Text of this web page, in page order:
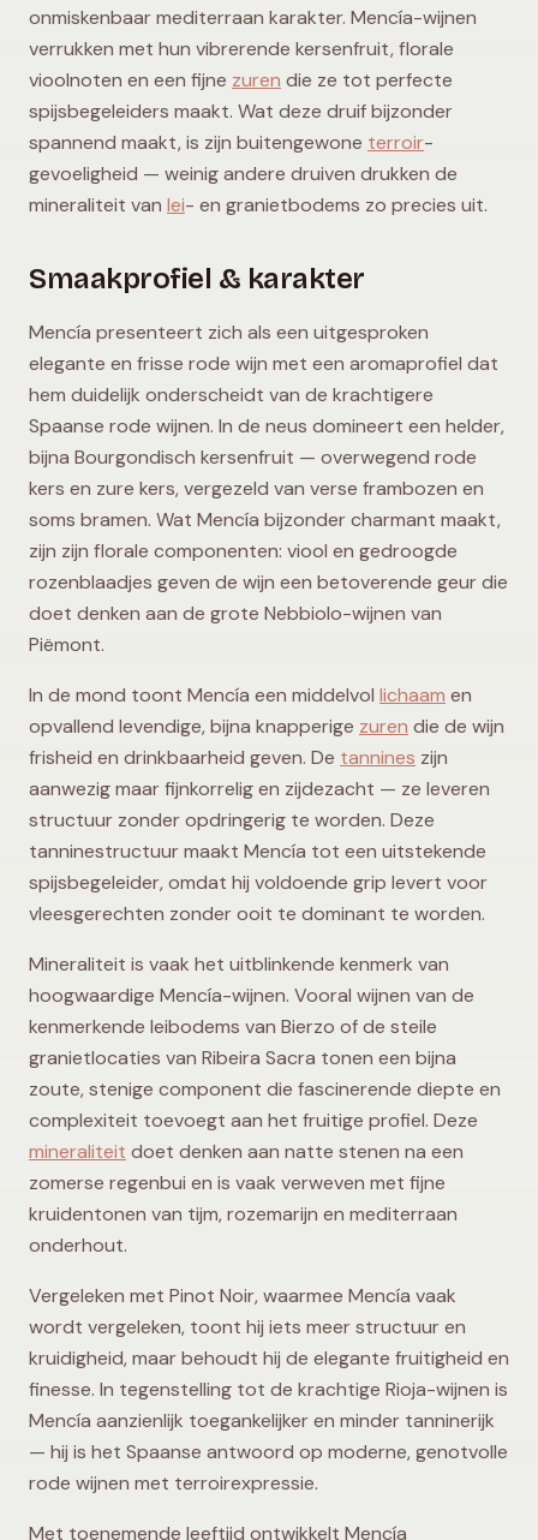
onmiskenbaar mediterraan karakter. Mencía-wijnen
verrukken met hun vibrerende kersenfruit, florale
vioolnoten en een fijne zuren die ze tot perfecte
spijsbegeleiders maakt. Wat deze druif bijzonder
spannend maakt, is zijn buitengewone terroir-
gevoeligheid — weinig andere druiven drukken de
mineraliteit van lei- en granietbodems zo precies uit.
Smaakprofiel & karakter
Mencía presenteert zich als een uitgesproken
elegante en frisse rode wijn met een aromaprofiel dat
hem duidelijk onderscheidt van de krachtigere
Spaanse rode wijnen. In de neus domineert een helder,
bijna Bourgondisch kersenfruit — overwegend rode
kers en zure kers, vergezeld van verse frambozen en
soms bramen. Wat Mencía bijzonder charmant maakt,
zijn zijn florale componenten: viool en gedroogde
rozenblaadjes geven de wijn een betoverende geur die
doet denken aan de grote Nebbiolo-wijnen van
Piëmont.
In de mond toont Mencía een middelvol lichaam en
opvallend levendige, bijna knapperige zuren die de wijn
frisheid en drinkbaarheid geven. De tannines zijn
aanwezig maar fijnkorrelig en zijdezacht — ze leveren
structuur zonder opdringerig te worden. Deze
tanninestructuur maakt Mencía tot een uitstekende
spijsbegeleider, omdat hij voldoende grip levert voor
vleesgerechten zonder ooit te dominant te worden.
Mineraliteit is vaak het uitblinkende kenmerk van
hoogwaardige Mencía-wijnen. Vooral wijnen van de
kenmerkende leibodems van Bierzo of de steile
granietlocaties van Ribeira Sacra tonen een bijna
zoute, stenige component die fascinerende diepte en
complexiteit toevoegt aan het fruitige profiel. Deze
mineraliteit doet denken aan natte stenen na een
zomerse regenbui en is vaak verweven met fijne
kruidentonen van tijm, rozemarijn en mediterraan
onderhout.
Vergeleken met Pinot Noir, waarmee Mencía vaak
wordt vergeleken, toont hij iets meer structuur en
kruidigheid, maar behoudt hij de elegante fruitigheid en
finesse. In tegenstelling tot de krachtige Rioja-wijnen is
Mencía aanzienlijk toegankelijker en minder tanninerijk
— hij is het Spaanse antwoord op moderne, genotvolle
rode wijnen met terroirexpressie.
Met toenemende leeftijd ontwikkelt Mencía